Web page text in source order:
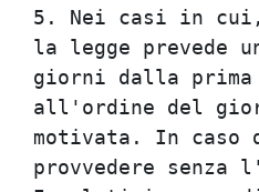
5. Nei casi in
la legge
giorni dalla
all'ordine del
motivata. In
provvedere